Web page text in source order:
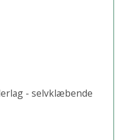
- selvklæbende